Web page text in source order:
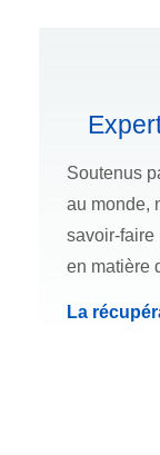
Soutenus
au monde,
savoir-faire
en matière
La